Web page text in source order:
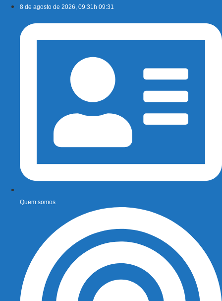
conteúdo
8 de agosto de 2026, 09:31h 09:31
Quem somos